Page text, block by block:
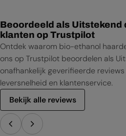
Beoordeeld als Uitstekend
klanten op Trustpilot
Ontdek waarom bio-ethanol
ons op Trustpilot beoordelen als
onafhankelijk geverifieerde
leversnelheid en klantenservice.
Bekijk alle reviews